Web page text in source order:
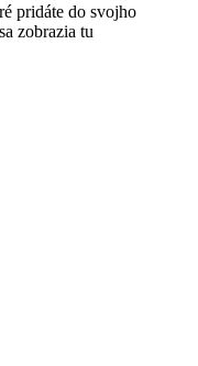
pridáte do svojho
zobrazia tu